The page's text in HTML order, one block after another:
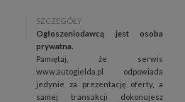
SZCZEGÓŁY
Ogłoszeniodawcą jest osoba
prywatna.
Pamiętaj, że serwis
www.autogielda.pl odpowiada
jedynie za prezentację oferty, a
samej transakcji dokonujesz